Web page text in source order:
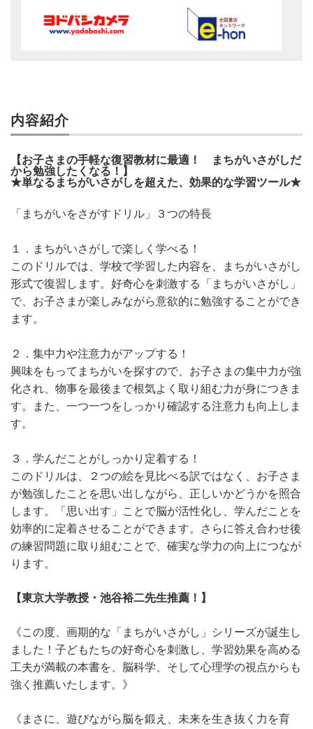
内容紹介
【お子さまの手軽な復習教材に最適！ まちがいさがしだ
から勉強したくなる！】
★単なるまちがいさがしを超えた、効果的な学習ツール★
「まちがいをさがすドリル」３つの特長
１．まちがいさがしで楽しく学べる！
このドリルでは、学校で学習した内容を、まちがいさがし
形式で復習します。好奇心を刺激する「まちがいさがし」
で、お子さまが楽しみながら意欲的に勉強することができ
ます。
２．集中力や注意力がアップする！
興味をもってまちがいを探すので、お子さまの集中力が強
化され、物事を最後まで根気よく取り組む力が身につきま
す。また、一つ一つをしっかり確認する注意力も向上しま
す。
３．学んだことがしっかり定着する！
このドリルは、２つの絵を見比べる訳ではなく、お子さま
が勉強したことを思い出しながら、正しいかどうかを照合
します。「思い出す」ことで脳が活性化し、学んだことを
効率的に定着させることができます。さらに答え合わせ後
の練習問題に取り組むことで、確実な学力の向上につなが
ります。
【東京大学教授・池谷裕二先生推薦！】
《この度、画期的な「まちがいさがし」シリーズが誕生し
ました！子どもたちの好奇心を刺激し、学習効果を高める
工夫が満載の本書を、脳科学、そして心理学の視点からも
強く推薦いたします。》
《まさに、遊びながら脳を鍛え、未来を生き抜く力を育